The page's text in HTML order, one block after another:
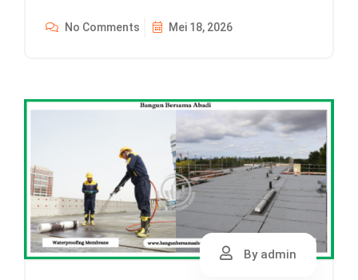
No Comments Mei 18, 2026
By admin